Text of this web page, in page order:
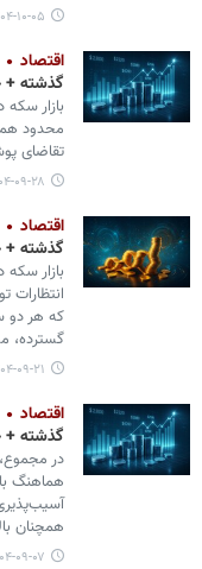
۱۴۰۴-۱۰-۰۵
اقتصاد
گذشته
محدود
تقاضای
۱۴۰۴-۰۹-۲۸
اقتصاد
گذشته
بازار
که هر دو
گسترده،
۱۴۰۴-۰۹-۲۱
اقتصاد
گذشته
در
هماهنگ
همچنان
۱۴۰۴-۰۹-۰۷